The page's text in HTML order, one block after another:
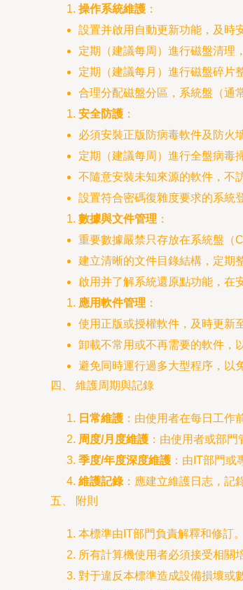
操作系統維護 ：
設置并啟用自動更新功能，及時
定期（建議每周）進行磁盤清理
定期（建議每月）進行磁盤碎片
合理分配磁盤分區，系統盤（通
安全防護 ：
必須安裝正版防病毒軟件及防火
定期（建議每周）進行全盤病毒
不隨意安裝未知來源的軟件，不
設置符合密碼復雜度要求的系統
數據與文件管理 ：
重要數據嚴禁只存放在系統盤（
建立清晰的文件目錄結構，定期
啟用并了解系統還原點功能，在
應用軟件管理 ：
使用正版或授權軟件，及時更新
卸載不常用或不再需要的軟件，
避免同時運行過多大型程序，以
四、 維護周期與記錄
日常維護 ：由使用者在每日工作
周度/月度維護 ：由使用者或部
季度/年度深度維護 ：由IT部門
維護記錄：應建立維護日志，記
五、 附則
本標準由IT部門負責解釋和修訂。
所有計算機使用者必須接受相關
對于違反本標準造成設備損壞或